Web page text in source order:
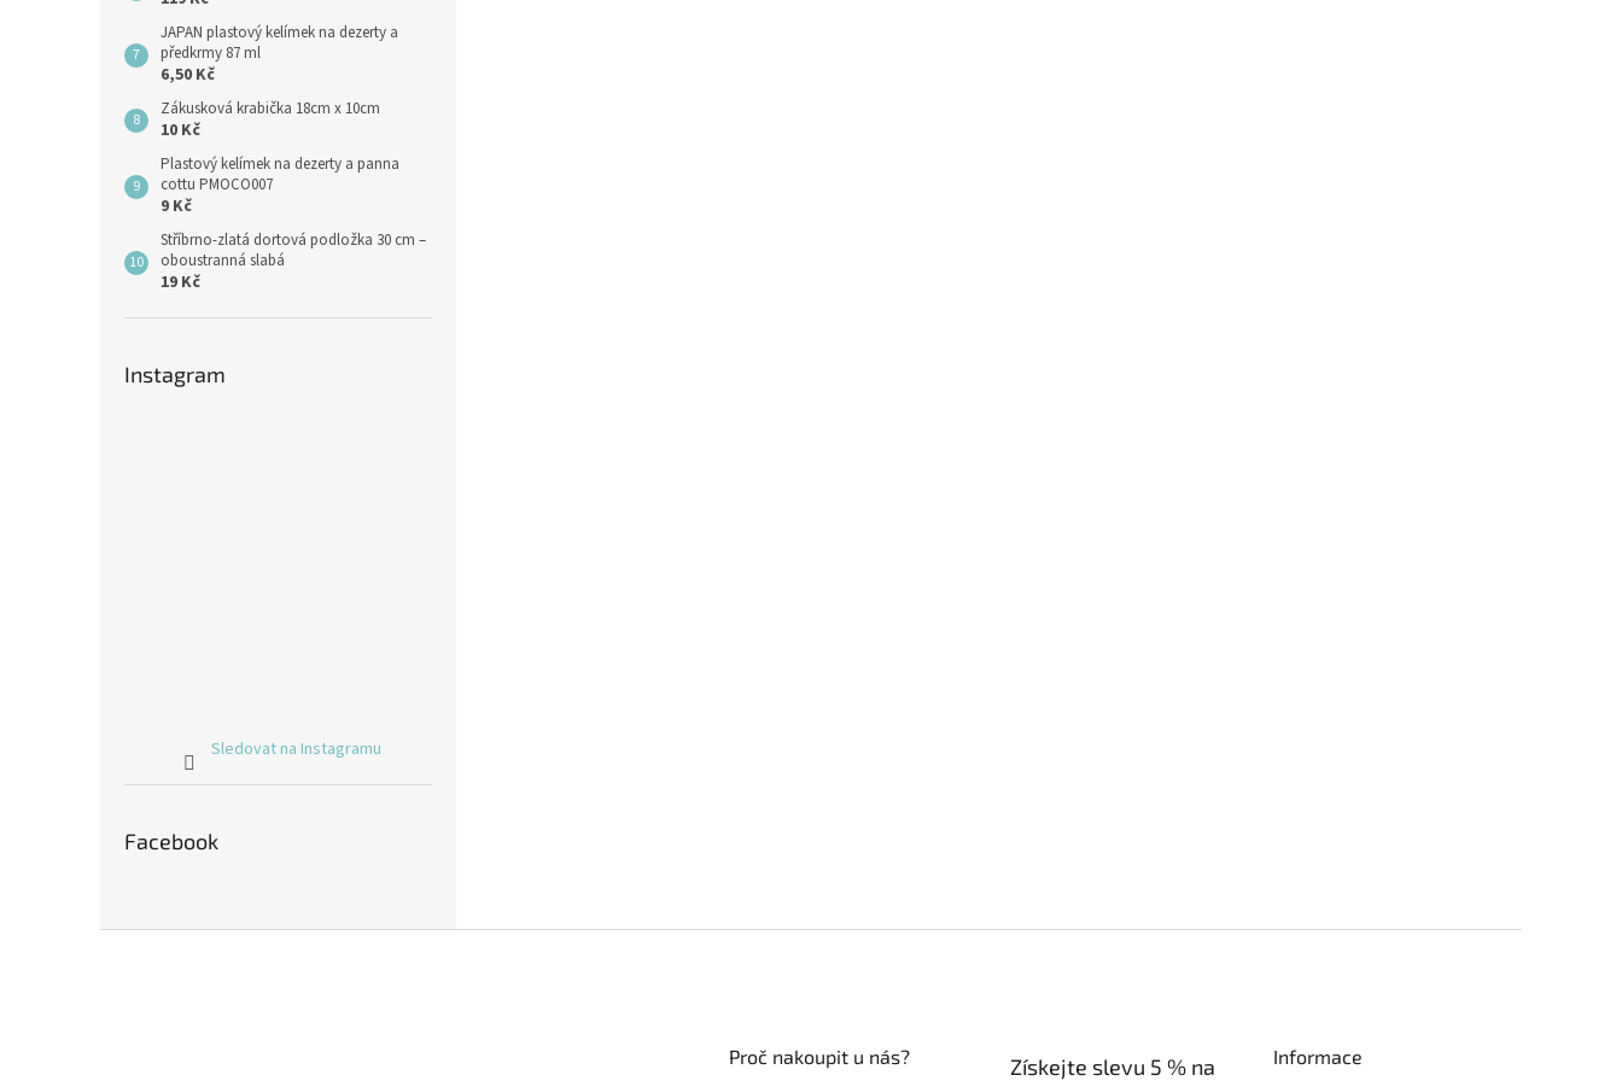
JAPAN plastový kelímek na dezerty a
předkrmy 87 ml
6,50 Kč
Zákusková krabička 18cm x 10cm
10 Kč
Plastový kelímek na dezerty a panna
cottu PMOCO007
9 Kč
Stříbrno-zlatá dortová podložka 30 cm –
oboustranná slabá
19 Kč
Instagram
Sledovat na Instagramu
Facebook
Proč nakoupit u nás?
Získejte slevu 5 % na
Informace